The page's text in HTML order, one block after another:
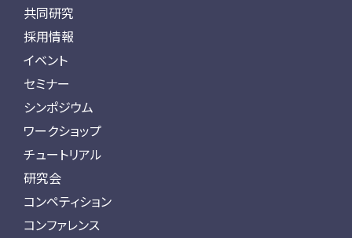
共同研究
採用情報
イベント
セミナー
シンポジウム
ワークショップ
チュートリアル
研究会
コンペティション
コンファレンス